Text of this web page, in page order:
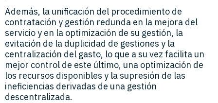
Además, la unificación del procedimiento de
contratación y gestión redunda en la mejora del
servicio y en la optimización de su gestión, la
evitación de la duplicidad de gestiones y la
centralización del gasto, lo que a su vez facilita un
mejor control de este último, una optimización de
los recursos disponibles y la supresión de las
ineficiencias derivadas de una gestión
descentralizada.